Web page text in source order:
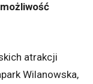
atrakcji
Wilanowska,